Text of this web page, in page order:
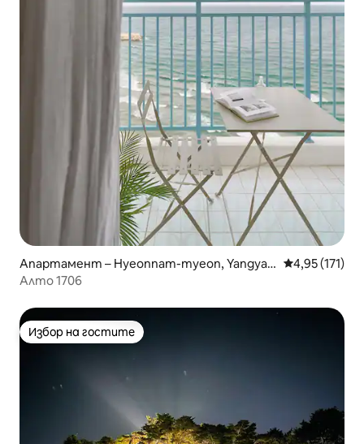
Апартамент – Hyeonnam-myeon, Yangyan
g
Средна
4,95 (171)
Алто 1706
Избор на гостите
Избор на гостите